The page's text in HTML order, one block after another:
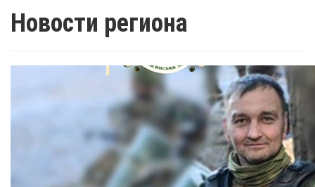
Новости региона